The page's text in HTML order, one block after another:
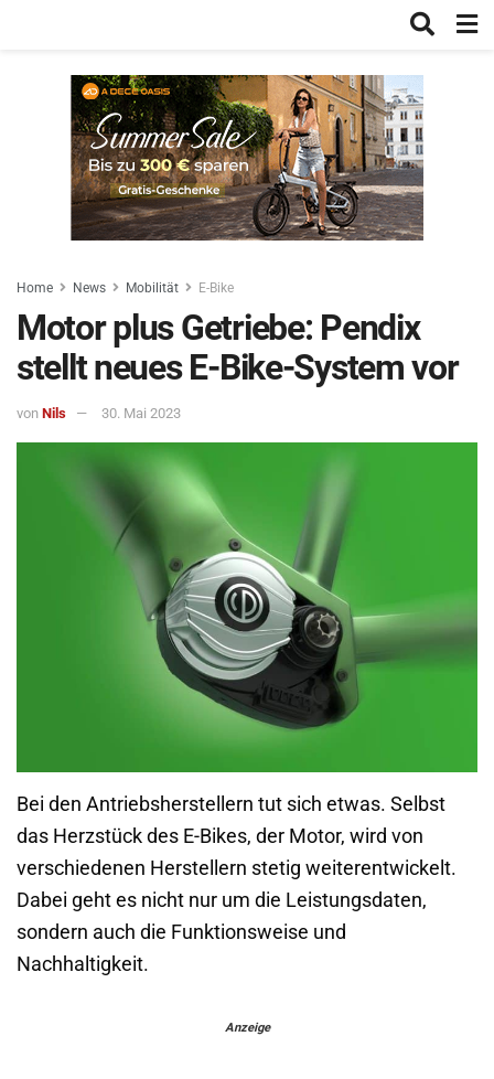
Home News Mobilität E-Bike
Motor plus Getriebe: Pendix
stellt neues E-Bike-System vor
von Nils 30. Mai 2023
Bei den Antriebsherstellern tut sich etwas. Selbst
das Herzstück des E-Bikes, der Motor, wird von
verschiedenen Herstellern stetig weiterentwickelt.
Dabei geht es nicht nur um die Leistungsdaten,
sondern auch die Funktionsweise und
Nachhaltigkeit.
Anzeige